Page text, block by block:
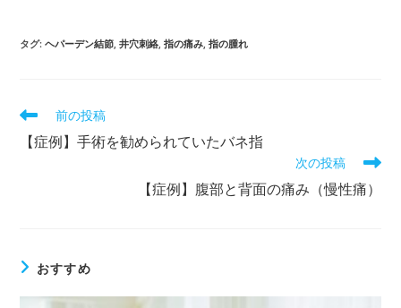
タグ:ヘパーデン結節, 井穴刺絡, 指の痛み, 指の腫れ
前の投稿
【症例】手術を勧められていたバネ指
次の投稿
【症例】腹部と背面の痛み（慢性痛）
おすすめ